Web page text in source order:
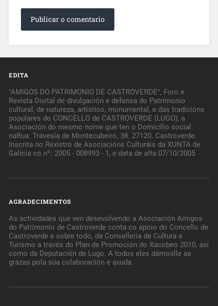
EDITA
"AMIGOS DO PATRIMONIO DE CASTROVERDE", Foro e
Revista Dixital de divulgación e defensa do Patrimonio
cultural, de natureza, artístico, monumental, e das tradicións
populares do CONCELLO de CASTROVERDE (LUGO), a
Asociación do mesmo nome que ten o Domicilio social
naRua: Travesía de Montecubeiro, 38. 27120. Castroverde.
Inscrita no Rexistro de Asociacións Culturáis da XUNTA de
Galicia co nº: 2005 - 008993 - 1, e data de alta 07/10/2005
AGRADECIMENTOS
As actividades que ven desevolvendo a Asociación Amigos
do Patrimonio de Castroverde conta co apoio do Concello de
Castroverde e sobre todo, da Consellería de Cultura e
Turismo a través do Plan de Promoción do Xacobeo 2010, así
como da Deputación de Lugo. A todos eles dámoslle as
grazas pola súa colaboración e axuda.